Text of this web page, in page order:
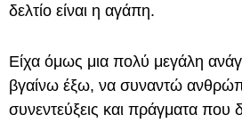
δελτίο είναι η αγάπη.
Είχα όμως μια πολύ μεγάλη
βγαίνω έξω, να συναντώ
συνεντεύξεις και πράγματα που